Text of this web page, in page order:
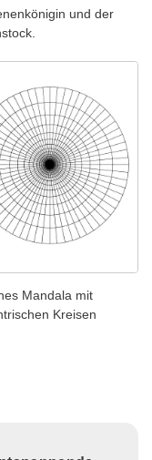
und der
Mandala mit
Kreisen